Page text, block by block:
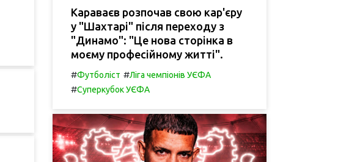
Караваєв розпочав свою кар'єру
у "Шахтарі" після переходу з
"Динамо": "Це нова сторінка в
моєму професійному житті".
#Футболіст #Ліга чемпіонів УЄФА
#Суперкубок УЄФА